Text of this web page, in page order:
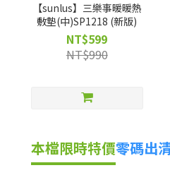
【sunlus】三樂事暖暖熱
敷墊(中)SP1218 (新版)
NT$599
NT$990
本檔限時特價零碼出